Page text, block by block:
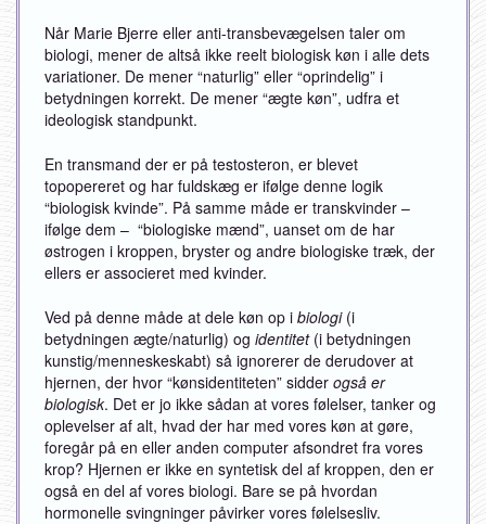
Når Marie Bjerre eller anti-transbevægelsen taler om
biologi, mener de altså ikke reelt biologisk køn i alle dets
variationer. De mener “naturlig” eller “oprindelig” i
betydningen korrekt. De mener “ægte køn”, udfra et
ideologisk standpunkt.
En transmand der er på testosteron, er blevet
topopereret og har fuldskæg er ifølge denne logik
“biologisk kvinde”. På samme måde er transkvinder –
ifølge dem – “biologiske mænd”, uanset om de har
østrogen i kroppen, bryster og andre biologiske træk, der
ellers er associeret med kvinder.
Ved på denne måde at dele køn op i biologi(i
betydningen ægte/naturlig) og identitet(i betydningen
kunstig/menneskeskabt) så ignorerer de derudover at
hjernen, der hvor “kønsidentiteten” sidder også er
biologisk. Det er jo ikke sådan at vores følelser, tanker og
oplevelser af alt, hvad der har med vores køn at gøre,
foregår på en eller anden computer afsondret fra vores
krop? Hjernen er ikke en syntetisk del af kroppen, den er
også en del af vores biologi. Bare se på hvordan
hormonelle svingninger påvirker vores følelsesliv.